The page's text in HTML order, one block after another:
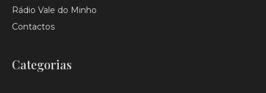
Rádio Vale do Minho
Contactos
Categorias